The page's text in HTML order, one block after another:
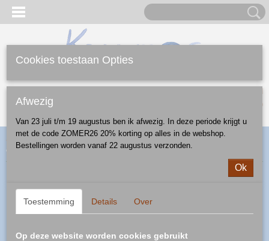
(0)
Home >Webshop>Feestdagen>Kerst>ontbijt/lunch/diner
ontbijtbord - patroon 1121
Cookies toestaan Opties
Afwezig
Van 23 juli t/m 19 augustus ben ik afwezig. In deze periode krijgt u
met de code ZOMER26 20% korting op alles in de webshop.
Bestellingen worden vanaf 22 augustus verzonden.
Ok
Toestemming Details Over
Op deze website worden cookies gebruikt